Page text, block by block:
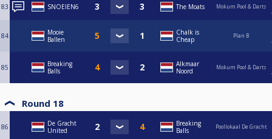
83 SNOEIEN6 The Moats Mokum Pool & Darts
84
Mooie
Ballen
Chalk is
Cheap
Plan B
85
Breaking
Balls
Alkmaar
Noord
Mokum Pool & Darts
Round 18
86
De Gracht
United
Breaking
Balls
Poollokaal De Gracht